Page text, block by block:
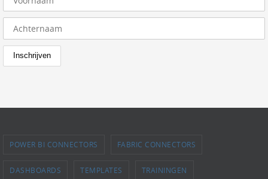
POWER BI CONNECTORS FABRIC CONNECTORS
DASHBOARDS TEMPLATES TRAININGEN